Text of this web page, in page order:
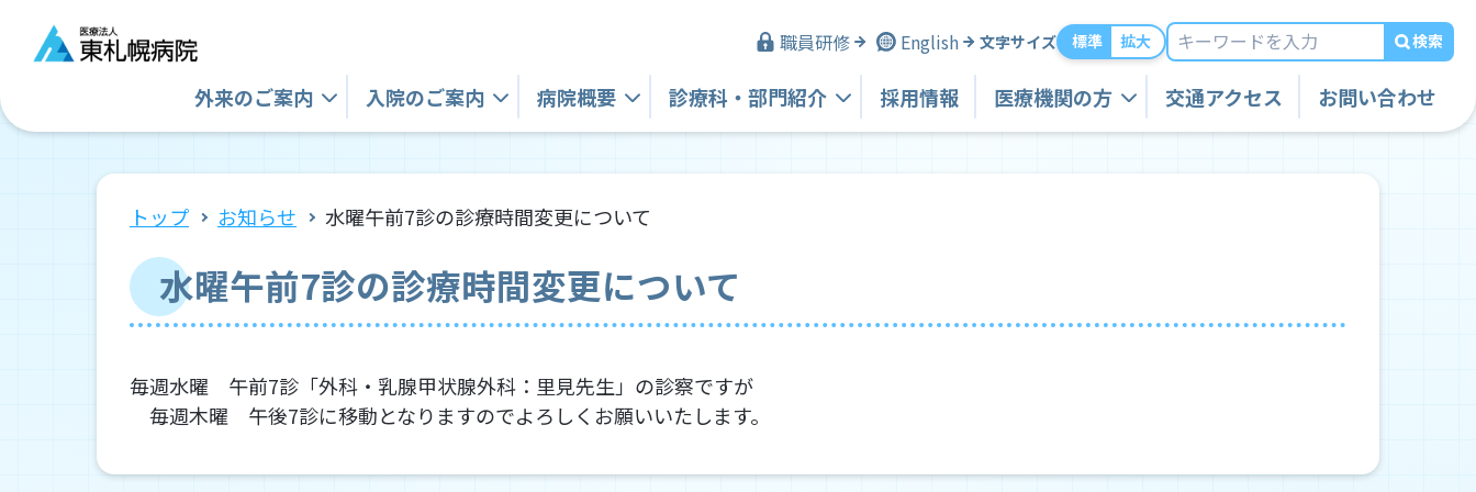
職員研修 English 文字サイズ 標準 拡大 検索
外来のご案内 入院のご案内 病院概要 診療科・ 部門紹介 採用情報 医療機関の方 交通アクセス お問い合わせ
トップ お知らせ 水曜午前7診の診療時間変更について
水曜午前7診の診療時間変更について
毎週水曜 午前7診「外科・乳腺甲状腺外科：里見先生」の診察ですが
毎週木曜 午後7診に移動となりますのでよろしくお願いいたします。